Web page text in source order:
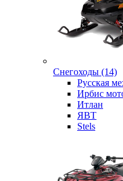
Снегоходы (14)
Русская
Ирбис
Итлан
ЯВТ
Stels